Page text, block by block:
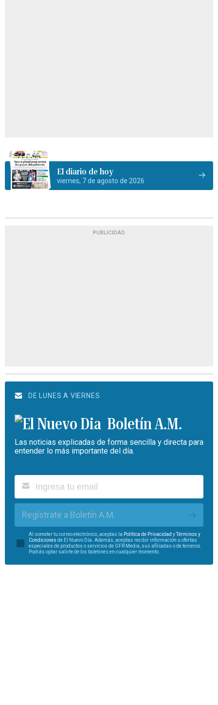
El diario de hoy
viernes, 7 de agosto de 2026
PUBLICIDAD
DE LUNES A VIERNES
Boletín A.M.
Las noticias explicadas de forma sencilla y directa para
entender lo más importante del día.
Regístrate a Boletín A.M.
Al someter tu correo electrónico, aceptas la Política de Privacidad yTérminos y
Condiciones de El Nuevo Día. Además, aceptas recibir información u ofertas
especiales de productos o servicios de GFR Media, sus afiliadas o de terceros.
Podrás optar salirte de los boletines en cualquier momento.